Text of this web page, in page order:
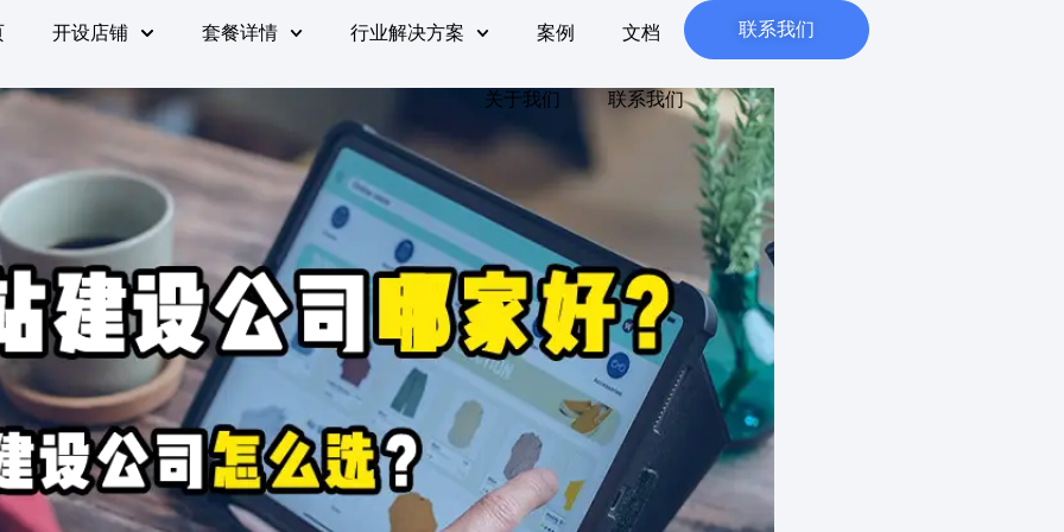
开设店铺 套餐详情 行业解决方案 案例 文档
关于我们 联系我们
联系我们